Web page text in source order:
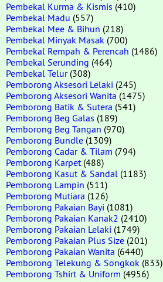
Pembekal Kurma & Kismis (410)
Pembekal Madu (557)
Pembekal Mee & Bihun (218)
Pembekal Minyak Masak (700)
Pembekal Rempah & Perencah (1486)
Pembekal Serunding (464)
Pembekal Telur(308)
Pemborong Aksesori Lelaki (245)
Pemborong Aksesori Wanita (1475)
Pemborong Batik & Sutera (541)
Pemborong Beg Galas (189)
Pemborong Beg Tangan (970)
Pemborong Bundle (1309)
Pemborong Cadar & Tilam (794)
Pemborong Karpet (488)
Pemborong Kasut & Sandal (1183)
Pemborong Lampin (511)
Pemborong Mutiara (126)
Pemborong Pakaian Bayi (1081)
Pemborong Pakaian Kanak2 (2410)
Pemborong Pakaian Lelaki (1749)
Pemborong Pakaian Plus Size (201)
Pemborong Pakaian Wanita (6440)
Pemborong Telekung & Songkok (833)
Pemborong Tshirt & Uniform (4956)